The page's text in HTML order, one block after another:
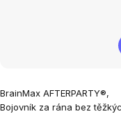
BrainMax AFTERPARTY®,
Bojovník za rána bez